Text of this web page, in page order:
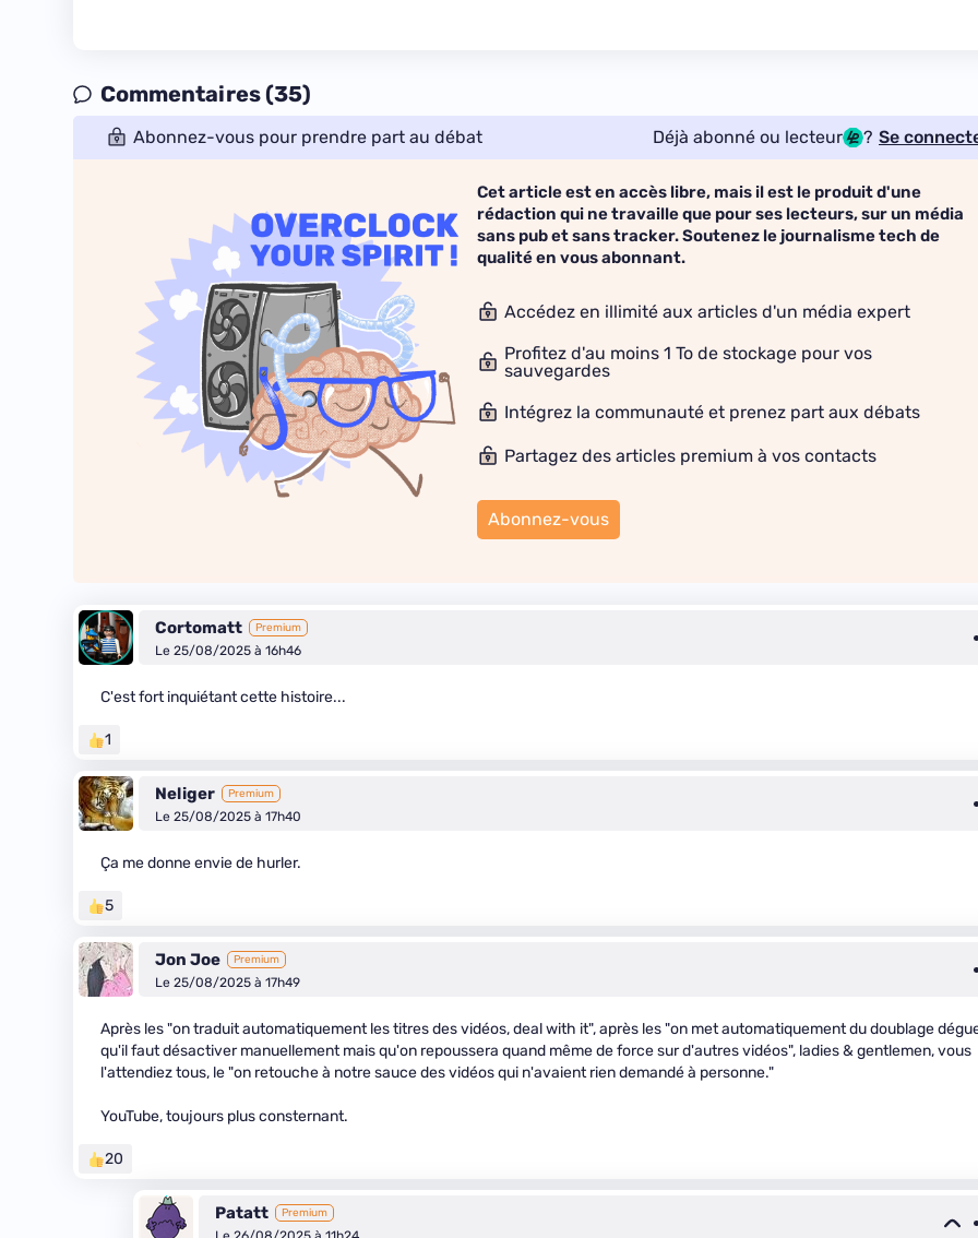
Commentaires (35)
Abonnez-vous pour prendre part au débat Déjà abonné ou lecteur ? Se
Cet article est en accès libre, mais il est le produit d'une
rédaction qui ne travaille que pour ses lecteurs, sur un média
sans pub et sans tracker. Soutenez le journalisme tech de
qualité en vous abonnant.
Accédez en illimité aux articles d'un média expert
Profitez d'au moins 1 To de stockage pour vos
sauvegardes
Intégrez la communauté et prenez part aux débats
Partagez des articles premium à vos contacts
Abonnez-vous
Cortomatt Premium
Le 25/08/2025 à 16h46
C'est fort inquiétant cette histoire...
1
Neliger Premium
Le 25/08/2025 à 17h40
Ça me donne envie de hurler.
5
Jon Joe Premium
Le 25/08/2025 à 17h49
Après les "on traduit automatiquement les titres des vidéos, deal with it", après les "on met automatiquement du doublage
qu'il faut désactiver manuellement mais qu'on repoussera quand même de force sur d'autres vidéos", ladies & gentlemen, vous
l'attendiez tous, le "on retouche à notre sauce des vidéos qui n'avaient rien demandé à personne."
YouTube, toujours plus consternant.
20
Patatt Premium